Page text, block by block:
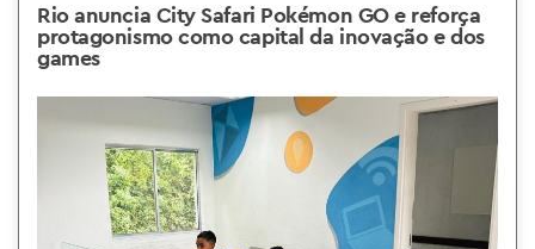
Rio anuncia City Safari Pokémon GO e reforça
protagonismo como capital da inovação e dos
games